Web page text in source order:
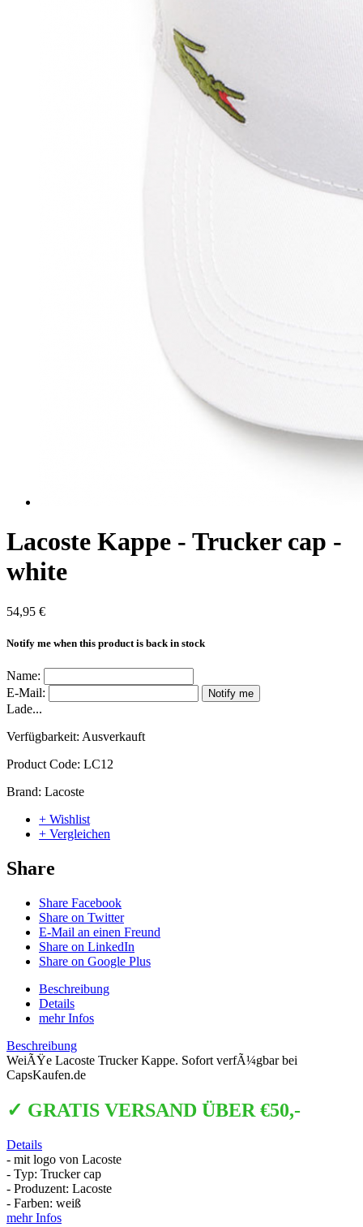
Lacoste Kappe - Trucker cap -
white
54,95 €
Notify me when this product is back in stock
Name:
E-Mail:
Notify me
Lade...
Verfügbarkeit: Ausverkauft
Product Code: LC12
Brand: Lacoste
+ Wishlist
+ Vergleichen
Share
Share Facebook
Share on Twitter
E-Mail an einen Freund
Share on LinkedIn
Share on Google Plus
Beschreibung
Details
mehr Infos
Beschreibung
WeiÃŸe Lacoste Trucker Kappe. Sofort verfÃ¼gbar bei
CapsKaufen.de
✓ GRATIS VERSAND ÜBER €50,-
Details
- mit logo von Lacoste
- Typ: Trucker cap
- Produzent: Lacoste
- Farben: weiß
mehr Infos